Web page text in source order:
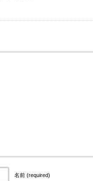
名前 (required)